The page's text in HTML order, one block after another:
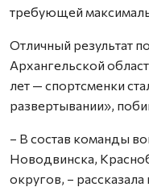
требующей
Отличный результат
Архангельской
лет — спортсменки
развертывании»,
– В состав команды
Новодвинска,
округов, –